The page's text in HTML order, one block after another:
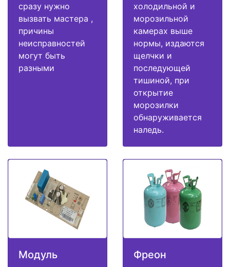
сразу нужно
вызвать мастера ,
причины
неисправностей
могут быть
разными
холодильной и
морозильной
камерах выше
нормы, издаются
щелчки и
последующей
тишиной, при
открытие
морозилки
обнаруживается
наледь.
Модуль Фреон